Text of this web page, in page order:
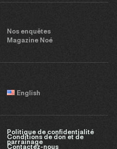
Nos enquêtes
Magazine Noé
English
Politique de confidentialité
Conditions de don et de
parrainage
Contactez-nous